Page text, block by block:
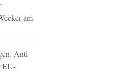
am
Anti-
EU-